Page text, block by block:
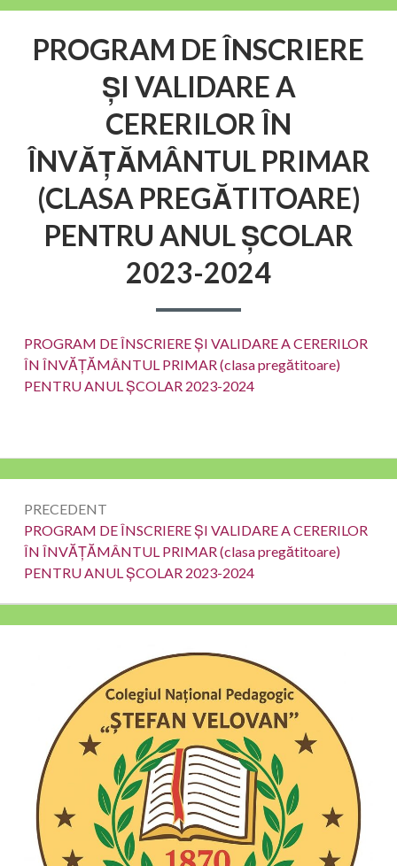
PROGRAM DE ÎNSCRIERE
ȘI VALIDARE A
CERERILOR ÎN
ÎNVĂȚĂMÂNTUL PRIMAR
(CLASA PREGĂTITOARE)
PENTRU ANUL ȘCOLAR
2023-2024
PROGRAM DE ÎNSCRIERE ȘI VALIDARE A CERERILOR
ÎN ÎNVĂȚĂMÂNTUL PRIMAR (clasa pregătitoare)
PENTRU ANUL ȘCOLAR 2023-2024
articole
PRECEDENT
Precedent
PROGRAM DE ÎNSCRIERE ȘI VALIDARE A CERERILOR
ÎN ÎNVĂȚĂMÂNTUL PRIMAR (clasa pregătitoare)
PENTRU ANUL ȘCOLAR 2023-2024
laterală
principală